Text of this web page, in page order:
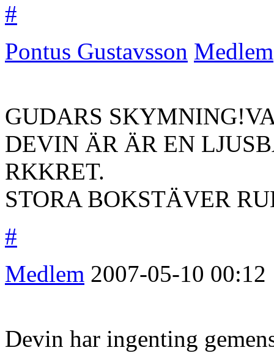
#
Pontus Gustavsson Medlem
GUDARS
DEVIN ÄR ÄR EN
RKKRET.
STORA BOKSTÄVER
#
Medlem 2007-05-10 00:12
Devin har ingenting